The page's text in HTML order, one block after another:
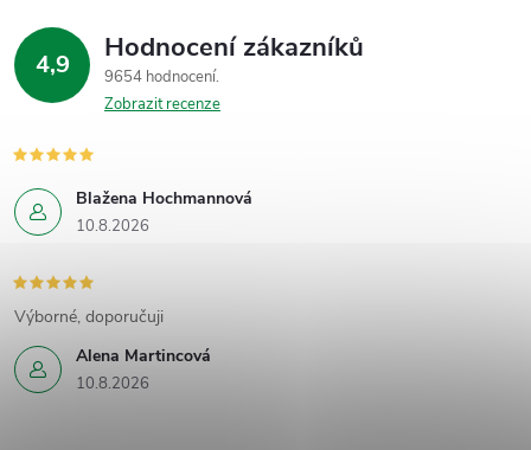
4,9 Hodnocení zákazníků
9654 hodnocení
Zobrazit recenze
Blažena Hochmannová
10.8.2026
Alena Martincová
10.8.2026
Výborné, doporučuji